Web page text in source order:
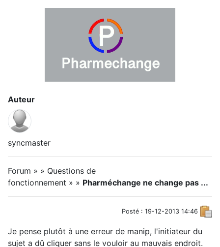
Auteur
syncmaster
Forum » » Questions de
fonctionnement » » Pharméchange ne change pas ...
Posté : 19-12-2013 14:46
Je pense plutôt à une erreur de manip, l'initiateur du
sujet a dû cliquer sans le vouloir au mauvais endroit.